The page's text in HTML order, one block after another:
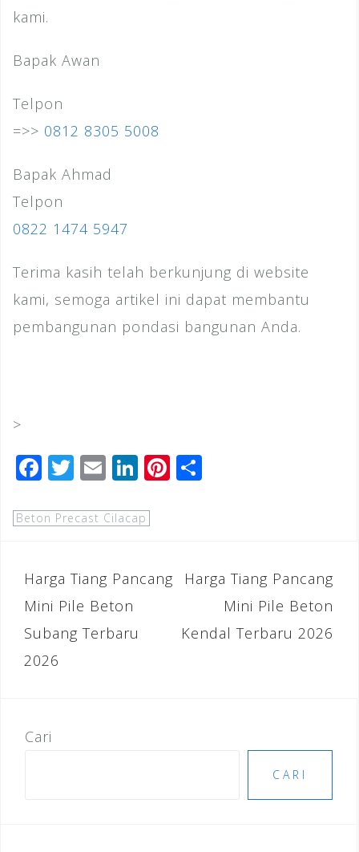
kami.
Bapak Awan
Telpon
=>> 0812 8305 5008
Bapak Ahmad
Telpon
0822 1474 5947
Terima kasih telah berkunjung di website
kami, semoga artikel ini dapat membantu
pembangunan pondasi bangunan Anda.
>
F
c
b
o
o
k
T
tt
r
E
ai
Li
k
dI
n
Pi
e
st
Beton Precast Cilacap
Navigasi
pos
Harga Tiang Pancang
Mini Pile Beton
Subang Terbaru
2026
Harga Tiang Pancang
Mini Pile Beton
Kendal Terbaru 2026
Cari
CARI